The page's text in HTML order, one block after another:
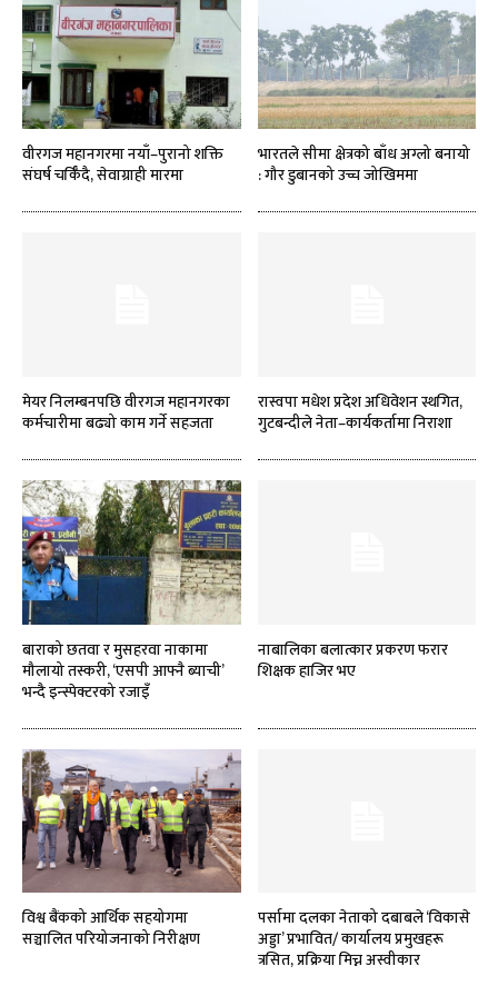
वीरगज महानगरमा नयाँ–पुरानो शक्ति
संघर्ष चर्किँदै, सेवाग्राही मारमा
भारतले सीमा क्षेत्रको बाँध अग्लो बनायो
: गौर डुबानको उच्च जोखिममा
मेयर निलम्बनपछि वीरगज महानगरका
कर्मचारीमा बढ्यो काम गर्ने सहजता
रास्वपा मधेश प्रदेश अधिवेशन स्थगित,
गुटबन्दीले नेता–कार्यकर्तामा निराशा
बाराको छतवा र मुसहरवा नाकामा
मौलायो तस्करी, ‘एसपी आफ्नै ब्याची’
भन्दै इन्स्पेक्टरको रजाइँ
नाबालिका बलात्कार प्रकरण फरार
शिक्षक हाजिर भए
विश्व बैंकको आर्थिक सहयोगमा
सञ्चालित परियोजनाको निरीक्षण
पर्सामा दलका नेताको दबाबले ‘विकासे
अड्डा’ प्रभावित/ कार्यालय प्रमुखहरू
त्रसित, प्रक्रिया मिच्न अस्वीकार